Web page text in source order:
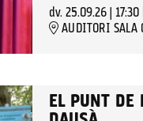
dv. 25.09.26| 17:30
AUDITORI SALA
EL PUNT DE